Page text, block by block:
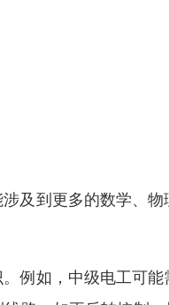
及到更多的数学、
例如，中级电工可